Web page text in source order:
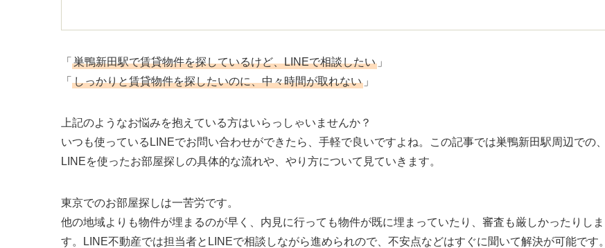
「 巣鴨新田駅で賃貸物件を探しているけど、LINEで相談したい 」
「 しっかりと賃貸物件を探したいのに、中々時間が取れない 」
上記のようなお悩みを抱えている方はいらっしゃいませんか？
いつも使っているLINEでお問い合わせができたら、手軽で良いですよね。この記事では巣鴨新田駅周辺での、
LINEを使ったお部屋探しの具体的な流れや、やり方について見ていきます。
東京でのお部屋探しは一苦労です。
他の地域よりも物件が埋まるのが早く、内見に行っても物件が既に埋まっていたり、審査も厳しかったりしま
す。LINE不動産では担当者とLINEで相談しながら進められので、不安点などはすぐに聞いて解決が可能です。